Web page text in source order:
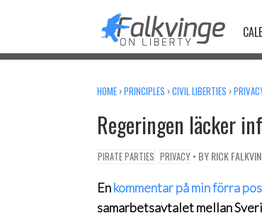
HOME ›PRINCIPLES ›CIVIL LIBERTIES ›
Regeringen läcker
PIRATE PARTIES PRIVACY • BYRICK
Enkommentar på min förra
samarbetsavtalet mellan